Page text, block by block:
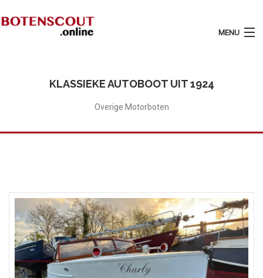
MENU
Plaats Advertentie
Contact
KLASSIEKE AUTOBOOT UIT 1924
Overige Motorboten